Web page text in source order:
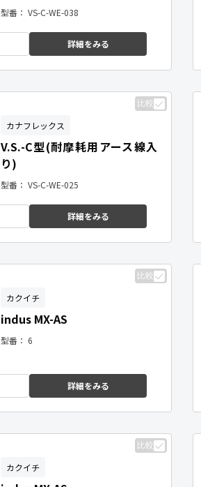
型番： VS-C-WE-038
詳細をみる
比較
カナフレックス
V.S.-C型(耐摩耗用アース線入
り)
型番： VS-C-WE-025
詳細をみる
比較
カクイチ
indus MX-AS
型番： 6
詳細をみる
比較
カクイチ